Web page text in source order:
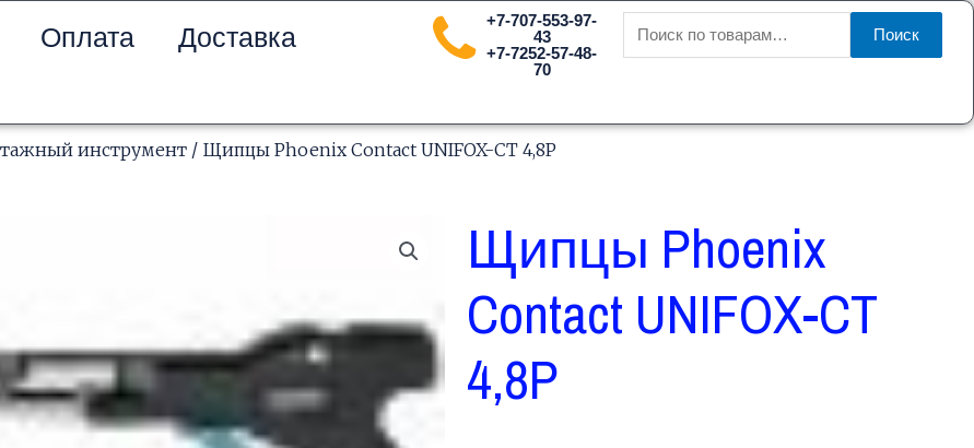
Оплата
Доставка
+7-707-553-97-
43
+7-7252-57-48-
70
Искать:
Поиск
инструмент / Щипцы Phoenix Contact UNIFOX-CT 4,8P
Щипцы Phoenix
Contact UNIFOX-CT
4,8P